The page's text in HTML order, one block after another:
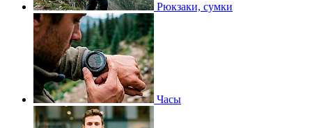
Рюкзаки, сумки
Часы